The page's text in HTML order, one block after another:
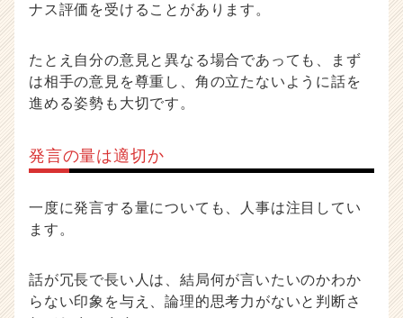
ナス評価を受けることがあります。
たとえ自分の意見と異なる場合であっても、まず
は相手の意見を尊重し、角の立たないように話を
進める姿勢も大切です。
発言の量は適切か
一度に発言する量についても、人事は注目してい
ます。
話が冗長で長い人は、結局何が言いたいのかわか
らない印象を与え、論理的思考力がないと判断さ